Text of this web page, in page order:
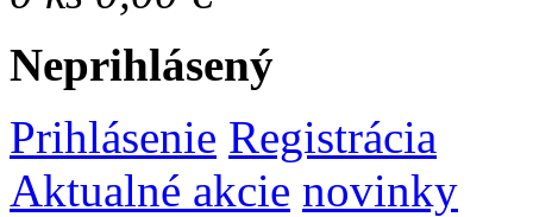
Neprihlásený
Prihlásenie Registrácia
Aktualné akcie novinky